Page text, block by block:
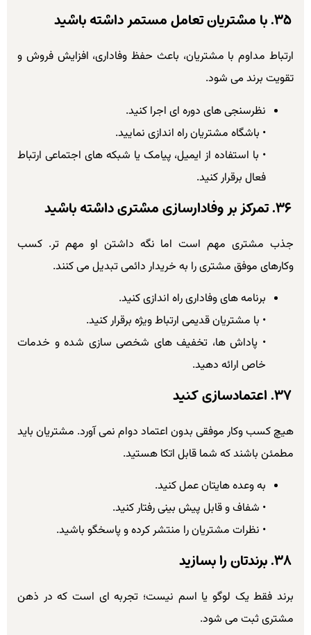
ارتباط مداوم با مشتریان، باعث حفظ وفاداری، افزایش فروش و
تقویت برند می شود.
نظرسنجی های دوره ای اجرا کنید.
• باشگاه مشتریان راه اندازی نمایید.
• با استفاده از ایمیل، پیامک یا شبکه های اجتماعی ارتباط
فعال برقرار کنید.
جذب مشتری مهم است اما نگه داشتن او مهم تر. کسب
وکارهای موفق مشتری را به خریدار دائمی تبدیل می کنند.
برنامه های وفاداری راه اندازی کنید.
• با مشتریان قدیمی ارتباط ویژه برقرار کنید.
• پاداش ها، تخفیف های شخصی سازی شده و خدمات
خاص ارائه دهید.
هیچ کسب وکار موفقی بدون اعتماد دوام نمی آورد. مشتریان باید
مطمئن باشند که شما قابل اتکا هستید.
به وعده هایتان عمل کنید.
• شفاف و قابل پیش بینی رفتار کنید.
• نظرات مشتریان را منتشر کرده و پاسخگو باشید.
برند فقط یک لوگو یا اسم نیست؛ تجربه ای است که در ذهن
مشتری ثبت می شود.